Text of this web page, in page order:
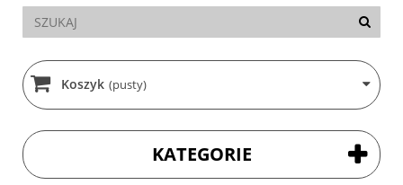
Koszyk (pusty)
KATEGORIE